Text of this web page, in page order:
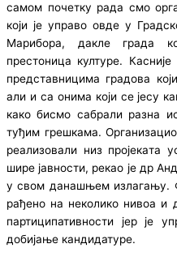
самом почетку рада смо
који је управо овде у
Марибора, дакле града
престоница културе.
представницима градова
али и са онима који се јесу
како бисмо сабрали разна
туђим грешкама.
реализовали низ пројекaта
шире јавности, рекао је др
у свом данашњем излагању.
рађено на неколико нивоа и
партиципативности јер је
добијање кандидатуре.